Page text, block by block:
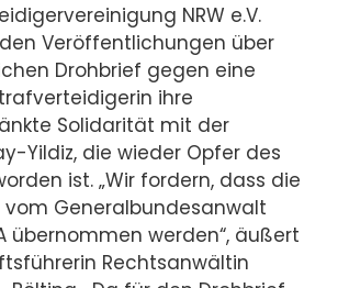
NRW e.V.
Veröffentlichungen über
Drohbrief gegen eine
ihre
Solidarität mit der
Yildiz, die wieder Opfer des
ist. „Wir fordern, dass die
vom Generalbundesanwalt
übernommen werden“, äußert
Rechtsanwältin